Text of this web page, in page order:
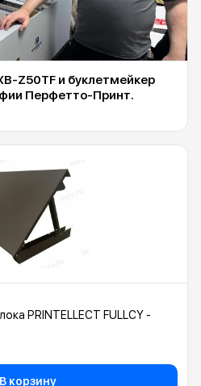
Z50TF и буклетмейкер
Перфетто-Принт.
PRINTELLECT FULLCY -
корзину